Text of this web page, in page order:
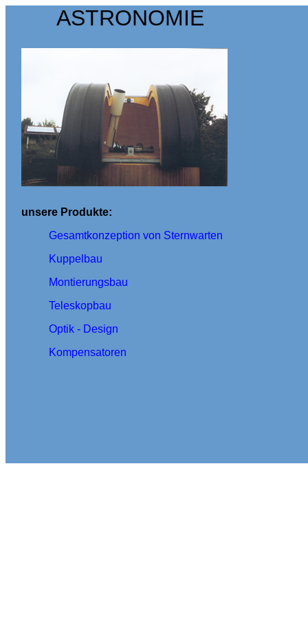
ASTRONOMIE
unsere Produkte:
Gesamtkonzeption von Sternwarten
Kuppelbau
Montierungsbau
Teleskopbau
Optik - Design
Kompensatoren